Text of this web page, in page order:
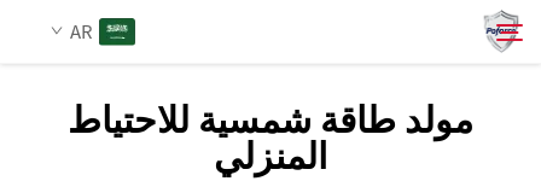
AR
من نحن
مولد طاقة شمسية للاحتياط
المنزلي